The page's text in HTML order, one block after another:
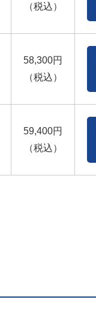
（税込）
58,300円
（税込）
59,400円
（税込）